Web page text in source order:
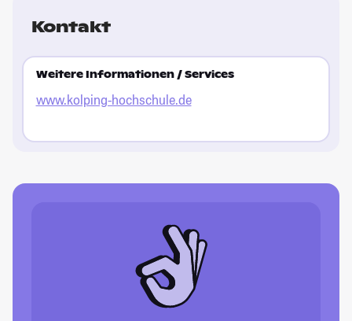
Kontakt
Weitere Informationen / Services
www.kolping-hochschule.de